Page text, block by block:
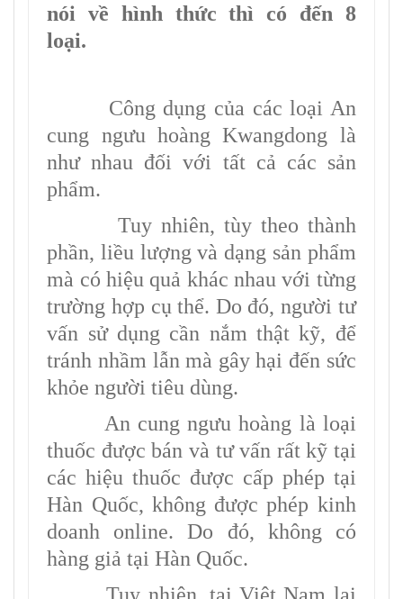
nói về hình thức thì có đến 8
loại.
Công dụng của các loại An
cung ngưu hoàng Kwangdong là
như nhau đối với tất cả các sản
phẩm.
Tuy nhiên, tùy theo thành
phần, liều lượng và dạng sản phẩm
mà có hiệu quả khác nhau với từng
trường hợp cụ thể. Do đó, người tư
vấn sử dụng cần nắm thật kỹ, để
tránh nhầm lẫn mà gây hại đến sức
khỏe người tiêu dùng.
An cung ngưu hoàng là loại
thuốc được bán và tư vấn rất kỹ tại
các hiệu thuốc được cấp phép tại
Hàn Quốc, không được phép kinh
doanh online. Do đó, không có
hàng giả tại Hàn Quốc.
Tuy nhiên, tại Việt Nam lại